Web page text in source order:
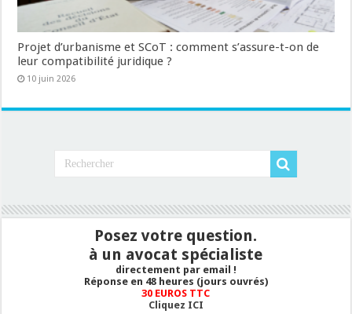
Projet d’urbanisme et SCoT : comment s’assure-t-on de
leur compatibilité juridique ?
10 juin 2026
Posez votre question.
à un avocat spécialiste
directement par email !
Réponse en 48 heures (jours ouvrés)
30 EUROS TTC
Cliquez ICI